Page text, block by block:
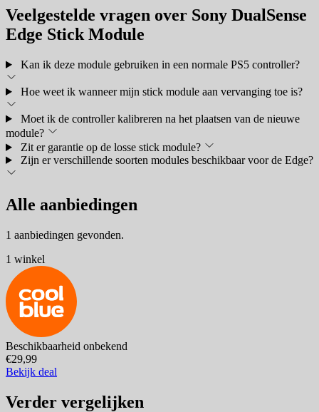
Veelgestelde vragen over Sony DualSense
Edge Stick Module
Kan ik deze module gebruiken in een normale PS5 controller?
Hoe weet ik wanneer mijn stick module aan vervanging toe is?
Moet ik de controller kalibreren na het plaatsen van de nieuwe
module?
Zit er garantie op de losse stick module?
Zijn er verschillende soorten modules beschikbaar voor de Edge?
Alle aanbiedingen
1 aanbiedingen gevonden.
1 winkel
Beschikbaarheid onbekend
€29,99
Bekijk deal
Verder vergelijken